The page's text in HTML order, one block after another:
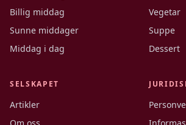
Billig middag
Sunne middager
Middag i dag
Vegetar
Suppe
Dessert
SELSKAPET
Artikler